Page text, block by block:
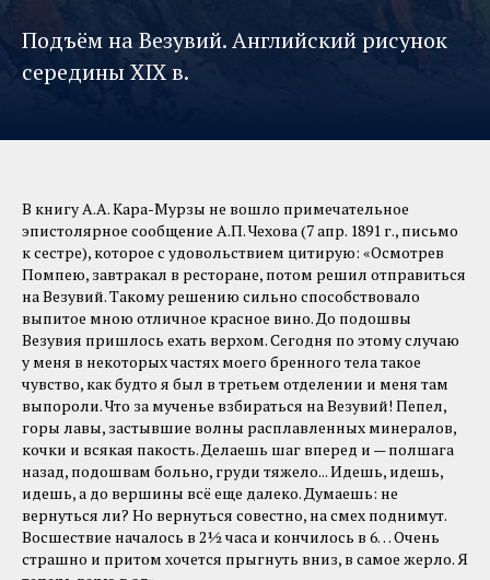
Подъём на Везувий.Английский рисунок
середины XIX в.
В книгу А.А. Кара-Мурзы не вошло примечательное
эпистолярное сообщение А.П. Чехова (7 апр. 1891 г., письмо
к сестре), которое с удовольствием цитирую: «Осмотрев
Помпею, завтракал в ресторане, потом решил отправиться
на Везувий. Такому решению сильно способствовало
выпитое мною отличное красное вино. До подошвы
Везувия пришлось ехать верхом. Сегодня по этому случаю
у меня в некоторых частях моего бренного тела такое
чувство, как будто я был в третьем отделении и меня там
выпороли. Что за мученье взбираться на Везувий! Пепел,
горы лавы, застывшие волны расплавленных минералов,
кочки и всякая пакость. Делаешь шаг вперед и — полшага
назад, подошвам больно, груди тяжело... Идешь, идешь,
идешь, а до вершины всё еще далеко. Думаешь: не
вернуться ли? Но вернуться совестно, на смех поднимут.
Восшествие началось в 2½ часа и кончилось в 6… Очень
страшно и притом хочется прыгнуть вниз, в самое жерло. Я